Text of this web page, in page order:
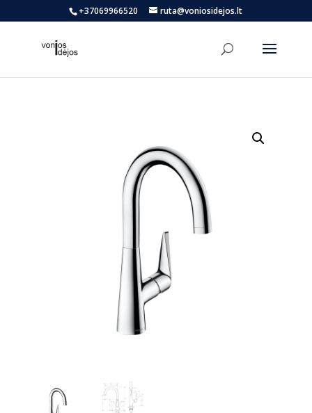
+37069966520 ruta@voniosidejos.lt